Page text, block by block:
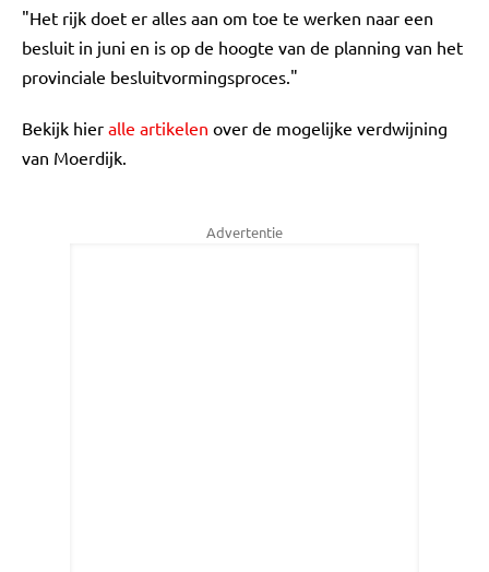
"Het rijk doet er alles aan om toe te werken naar een
besluit in juni en is op de hoogte van de planning van het
provinciale besluitvormingsproces."
Bekijk hier alle artikelen over de mogelijke verdwijning
van Moerdijk.
Advertentie